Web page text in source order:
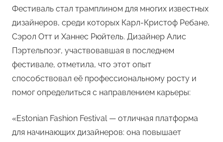
Фестиваль стал трамплином для многих известных
дизайнеров, среди которых Карл-Кристоф Ребане,
Сэрол Отт и Ханнес Рюйтель. Дизайнер Алис
Пэртельпоэг, участвовавшая в последнем
фестивале, отметила, что этот опыт
способствовал её профессиональному росту и
помог определиться с направлением карьеры:
«Estonian Fashion Festival — отличная платформа
для начинающих дизайнеров: она повышает